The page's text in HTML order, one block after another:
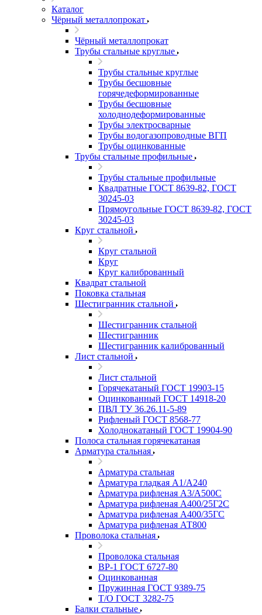
Каталог
Чёрный металлопрокат
Чёрный металлопрокат
Трубы стальные круглые
Трубы стальные круглые
Трубы бесшовные
горячедеформированные
Трубы бесшовные
холоднодеформированные
Трубы электросварные
Трубы водогазопроводные ВГП
Трубы оцинкованные
Трубы стальные профильные
Трубы стальные профильные
Квадратные ГОСТ 8639-82, ГОСТ
30245-03
Прямоугольные ГОСТ 8639-82, ГОСТ
30245-03
Круг стальной
Круг стальной
Круг
Круг калиброванный
Квадрат стальной
Поковка стальная
Шестигранник стальной
Шестигранник стальной
Шестигранник
Шестигранник калиброванный
Лист стальной
Лист стальной
Горячекатаный ГОСТ 19903-15
Оцинкованный ГОСТ 14918-20
ПВЛ ТУ 36.26.11-5-89
Рифленый ГОСТ 8568-77
Холоднокатаный ГОСТ 19904-90
Полоса стальная горячекатаная
Арматура стальная
Арматура стальная
Арматура гладкая А1/А240
Арматура рифленая А3/А500С
Арматура рифленая А400/25Г2С
Арматура рифленая А400/35ГС
Арматура рифленая АТ800
Проволока стальная
Проволока стальная
ВР-1 ГОСТ 6727-80
Оцинкованная
Пружинная ГОСТ 9389-75
Т/О ГОСТ 3282-75
Балки стальные